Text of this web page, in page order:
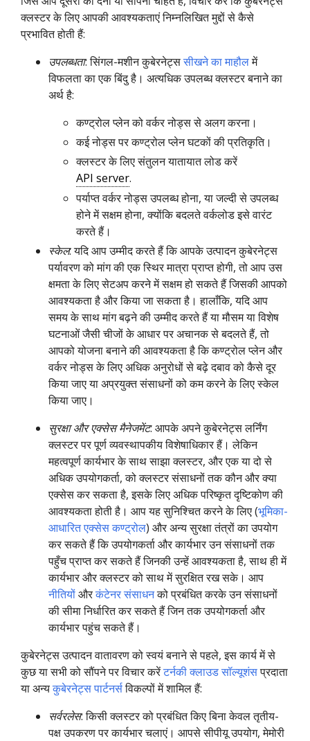
क्लस्टर के लिए आपकी आवश्यकताएं निम्नलिखित मुद्दों से कैसे
प्रभावित होती हैं:
उपलब्धता: सिंगल-मशीन कुबेरनेट्ससीखने का माहौलमें
विफलता का एक बिंदु है। अत्यधिक उपलब्ध क्लस्टर बनाने का
अर्थ है:
कण्ट्रोल प्लेन को वर्कर नोड्स से अलग करना।
कई नोड्स पर कण्ट्रोल प्लेन घटकों की प्रतिकृति।
क्लस्टर के लिए संतुलन यातायात लोड करें
API server.
पर्याप्त वर्कर नोड्स उपलब्ध होना, या जल्दी से उपलब्ध
होने में सक्षम होना, क्योंकि बदलते वर्कलोड इसे वारंट
करते हैं।
स्केल: यदि आप उम्मीद करते हैं कि आपके उत्पादन कुबेरनेट्स
पर्यावरण को मांग की एक स्थिर मात्रा प्राप्त होगी, तो आप उस
क्षमता के लिए सेटअप करने में सक्षम हो सकते हैं जिसकी आपको
आवश्यकता है और किया जा सकता है। हालाँकि, यदि आप
समय के साथ मांग बढ़ने की उम्मीद करते हैं या मौसम या विशेष
घटनाओं जैसी चीजों के आधार पर अचानक से बदलते हैं, तो
आपको योजना बनाने की आवश्यकता है कि कण्ट्रोल प्लेन और
वर्कर नोड्स के लिए अधिक अनुरोधों से बढ़े दबाव को कैसे दूर
किया जाए या अप्रयुक्त संसाधनों को कम करने के लिए स्केल
किया जाए।
सुरक्षा और एक्सेस मैनेजमेंट: आपके अपने कुबेरनेट्स लर्निंग
क्लस्टर पर पूर्ण व्यवस्थापकीय विशेषाधिकार हैं। लेकिन
महत्वपूर्ण कार्यभार के साथ साझा क्लस्टर, और एक या दो से
अधिक उपयोगकर्ता, को क्लस्टर संसाधनों तक कौन और क्या
एक्सेस कर सकता है, इसके लिए अधिक परिष्कृत दृष्टिकोण की
आवश्यकता होती है। आप यह सुनिश्चित करने के लिए (भूमिका-
आधारित एक्सेस कण्ट्रोल) और अन्य सुरक्षा तंत्रों का उपयोग
कर सकते हैं कि उपयोगकर्ता और कार्यभार उन संसाधनों तक
पहुँच प्राप्त कर सकते हैं जिनकी उन्हें आवश्यकता है, साथ ही में
कार्यभार और क्लस्टर को साथ में सुरक्षित रख सके। आप
नीतियोंऔरकंटेनर संसाधनको प्रबंधित करके उन संसाधनों
की सीमा निर्धारित कर सकते हैं जिन तक उपयोगकर्ता और
कार्यभार पहुंच सकते हैं।
कुबेरनेट्स उत्पादन वातावरण को स्वयं बनाने से पहले, इस कार्य में से
कुछ या सभी को सौंपने पर विचार करेंटर्नकी क्लाउड सॉल्यूशंसप्रदाता
या अन्यकुबेरनेट्स पार्टनर्सविकल्पों में शामिल हैं:
सर्वरलेस: किसी क्लस्टर को प्रबंधित किए बिना केवल तृतीय-
पक्ष उपकरण पर कार्यभार चलाएं। आपसे सीपीयू उपयोग, मेमोरी